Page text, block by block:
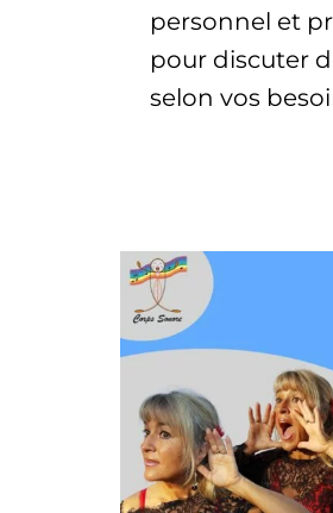
personnel et
pour discuter
selon vos